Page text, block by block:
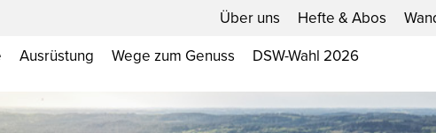
Über uns Hefte & Abos
Ausrüstung Wege zum Genuss DSW-Wahl 2026